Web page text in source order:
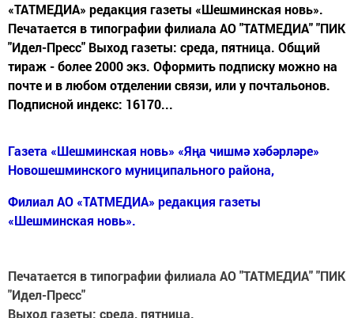
«ТАТМЕДИА» редакция газеты «Шешминская новь».
Печатается в типографии филиала АО "ТАТМЕДИА" "ПИК
"Идел-Пресс" Выход газеты: среда, пятница. Общий
тираж - более 2000 экз. Оформить подписку можно на
почте и в любом отделении связи, или у почтальонов.
Подписной индекс: 16170...
Газета «Шешминская новь» «Яңа чишмә хәбәрләре»
Новошешминского муниципального района,
Филиал АО «ТАТМЕДИА» редакция газеты
«Шешминская новь».
Печатается в типографии филиала АО "ТАТМЕДИА" "ПИК
"Идел-Пресс"
Выход газеты: среда, пятница.